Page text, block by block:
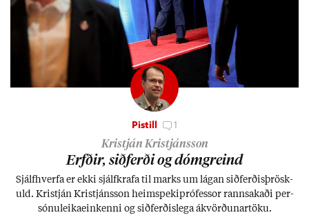
Pistill 1
Kristján Kristjánsson
Erfð­ir, sið­ferði og dómgreind
Sjálf­hverfa er ekki sjálf­krafa til marks um lág­an sið­ferð­is­þrösk­
uld. Kristján Kristjáns­son heim­speki­pró­fess­or rann­sak­aði per­
sónu­leika­ein­kenni og sið­ferð­is­lega ákvörð­un­ar­töku.